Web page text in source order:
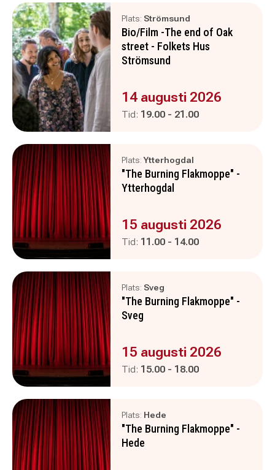
Plats: Strömsund
Bio/Film -The end of Oak
street - Folkets Hus
Strömsund
Evenemanget är :
14 augusti 2026
Tid: Pågår mellan
19.00 - och
21.00
Plats:Ytterhogdal
"The Burning Flakmoppe" -
Ytterhogdal
Evenemanget är :
15 augusti 2026
Tid: Pågår mellan
11.00 - och
14.00
Plats: Sveg
"The Burning Flakmoppe" -
Sveg
Evenemanget är :
15 augusti 2026
Tid: Pågår mellan
15.00 - och
18.00
Plats: Hede
"The Burning Flakmoppe" -
Hede